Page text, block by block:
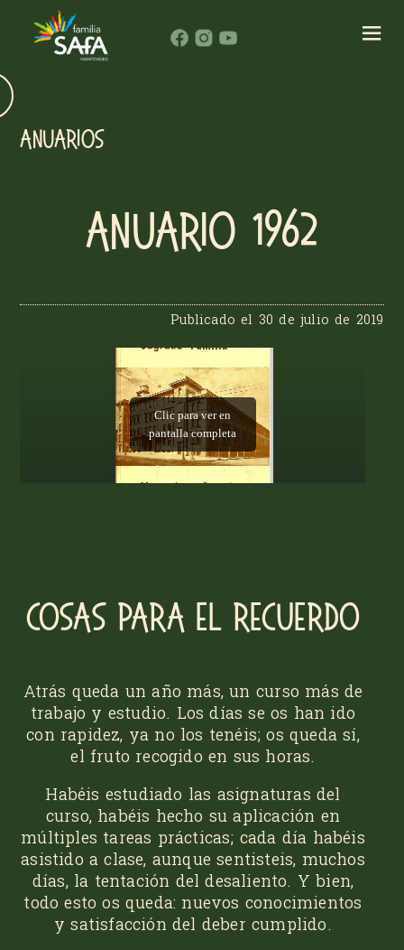
ANUARIOS
Anuario 1962
Publicado el 30 de julio de 2019
Cosas para el recuerdo
Atrás queda un año más, un curso más de
trabajo y estudio. Los días se os han ido
con rapidez, ya no los tenéis; os queda sí,
el fruto recogido en sus horas.
Habéis estudiado las asignaturas del
curso, habéis hecho su aplicación en
múltiples tareas prácticas; cada día habéis
asistido a clase, aunque sentisteis, muchos
días, la tentación del desaliento. Y bien,
todo esto os queda: nuevos conocimientos
y satisfacción del deber cumplido.